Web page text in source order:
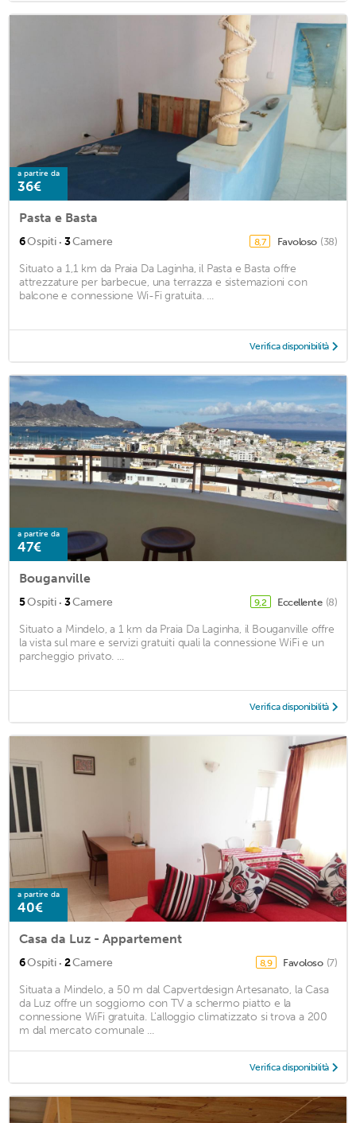
a partire da
36€
Pasta e Basta
6Ospiti · 3Camere 8,7 Favoloso (38)
Situato a 1,1 km da Praia Da Laginha, il Pasta e Basta offre
attrezzature per barbecue, una terrazza e sistemazioni con
balcone e connessione Wi-Fi gratuita. ...
Verifica disponibilità
a partire da
47€
Bouganville
5Ospiti · 3Camere 9,2 Eccellente (8)
Situato a Mindelo, a 1 km da Praia Da Laginha, il Bouganville offre
la vista sul mare e servizi gratuiti quali la connessione WiFi e un
parcheggio privato. ...
Verifica disponibilità
a partire da
40€
Casa da Luz - Appartement
6Ospiti · 2Camere 8,9 Favoloso (7)
Situata a Mindelo, a 50 m dal Capvertdesign Artesanato, la Casa
da Luz offre un soggiorno con TV a schermo piatto e la
connessione WiFi gratuita. L'alloggio climatizzato si trova a 200
m dal mercato comunale ...
Verifica disponibilità